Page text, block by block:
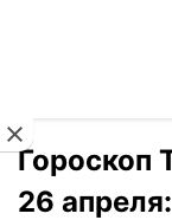
Гороскоп
26